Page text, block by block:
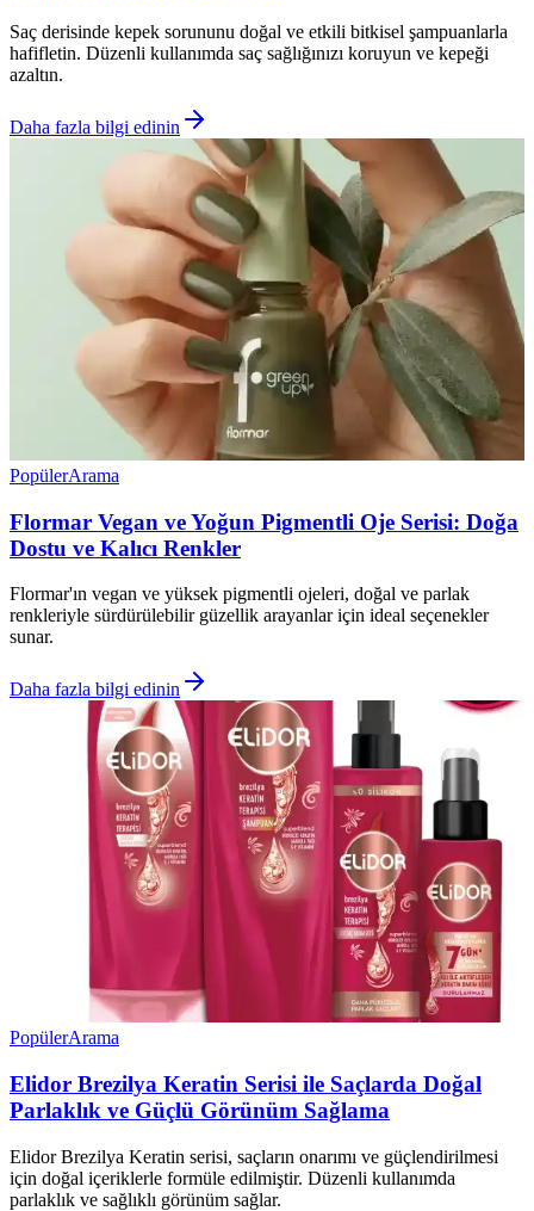
Saç derisinde kepek sorununu doğal ve etkili bitkisel şampuanlarla
hafifletin. Düzenli kullanımda saç sağlığınızı koruyun ve kepeği
azaltın.
Daha fazla bilgi edinin
PopülerArama
Flormar Vegan ve Yoğun Pigmentli Oje Serisi: Doğa
Dostu ve Kalıcı Renkler
Flormar'ın vegan ve yüksek pigmentli ojeleri, doğal ve parlak
renkleriyle sürdürülebilir güzellik arayanlar için ideal seçenekler
sunar.
Daha fazla bilgi edinin
PopülerArama
Elidor Brezilya Keratin Serisi ile Saçlarda Doğal
Parlaklık ve Güçlü Görünüm Sağlama
Elidor Brezilya Keratin serisi, saçların onarımı ve güçlendirilmesi
için doğal içeriklerle formüle edilmiştir. Düzenli kullanımda
parlaklık ve sağlıklı görünüm sağlar.